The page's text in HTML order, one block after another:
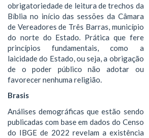
obrigatoriedade de leitura de trechos da
Bíblia no início das sessões da Câmara
de Vereadores de Três Barras, município
do norte do Estado. Prática que fere
princípios fundamentais, como a
laicidade do Estado, ou seja, a obrigação
de o poder público não adotar ou
favorecer nenhuma religião.
Brasis
Análises demográficas que estão sendo
publicadas com base em dados do Censo
do IBGE de 2022 revelam a existência